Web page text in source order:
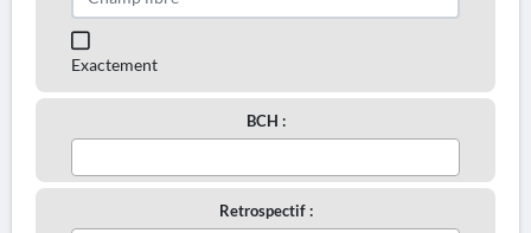
Exactement
BCH :
Retrospectif :